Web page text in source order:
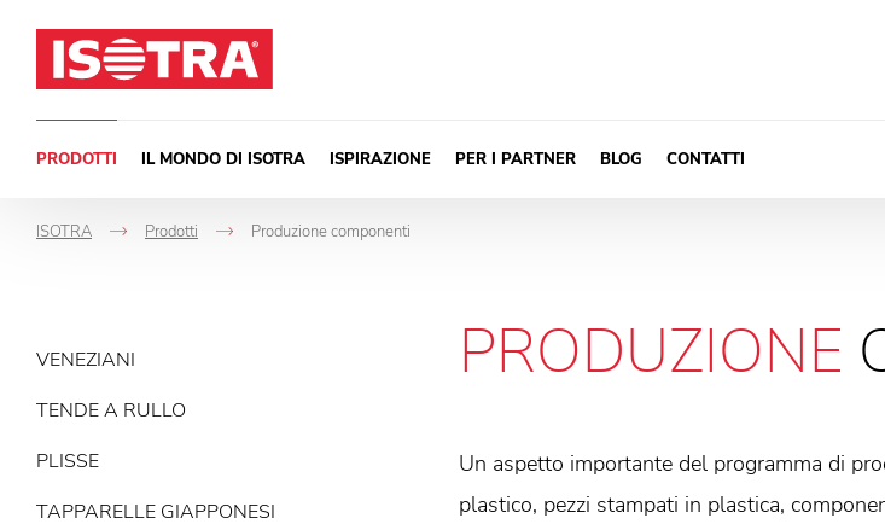
PRODOTTI IL MONDO DI ISOTRA ISPIRAZIONE PER I PARTNER BLOG CONTATTI
ISOTRA
->
Prodotti Produzione componenti
VENEZIANI
TENDE A RULLO
PLISSE
TAPPARELLE GIAPPONESI
PRODUZIONE
Un aspetto importante del programma di
plastico, pezzi stampati in plastica,